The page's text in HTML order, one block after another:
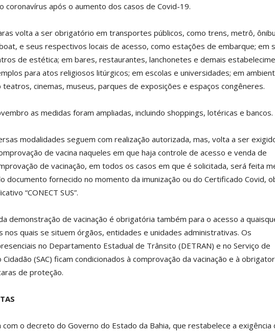
coronavírus após o aumento dos casos de Covid-19.
volta a ser obrigatório em transportes públicos, como trens, metrô,
e seus respectivos locais de acesso, como estações de embarque; em
de estética; em bares, restaurantes, lanchonetes e demais
para atos religiosos litúrgicos; em escolas e universidades; em
teatros, cinemas, museus, parques de exposições e espaços congêneres.
as medidas foram ampliadas, incluindo shoppings, lotéricas e bancos.
modalidades seguem com realização autorizada, mas, volta a ser
de vacina naqueles em que haja controle de acesso e venda de
de vacinação, em todos os casos em que é solicitada, será feita
documento fornecido no momento da imunização ou do Certificado Covid,
“CONECT SUS”.
demonstração de vacinação é obrigatória também para o acesso a
nos quais se situem órgãos, entidades e unidades administrativas. Os
no Departamento Estadual de Trânsito (DETRAN) e no Serviço de
(SAC) ficam condicionados à comprovação da vacinação e à
de proteção.
com o decreto do Governo do Estado da Bahia, que restabelece a exigência